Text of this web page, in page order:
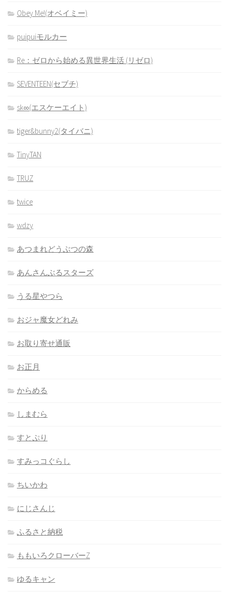
Obey Me!(オベイミー)
puipuiモルカー
Re：ゼロから始める異世界生活 (リゼロ)
SEVENTEEN(セブチ)
sk∞(エスケーエイト)
tiger&bunny2(タイバニ)
TinyTAN
TRUZ
twice
wdzy
あつまれどうぶつの森
あんさんぶるスターズ
うる星やつら
おジャ魔女どれみ
お取り寄せ通販
お正月
からめる
しまむら
すとぷり
すみっコぐらし
ちいかわ
にじさんじ
ふるさと納税
ももいろクローバーZ
ゆるキャン